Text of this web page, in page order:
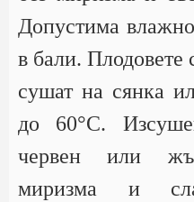
Допустима
в бали. Плодовете
сушат на сянка
до 60°С.
червен или
миризма и